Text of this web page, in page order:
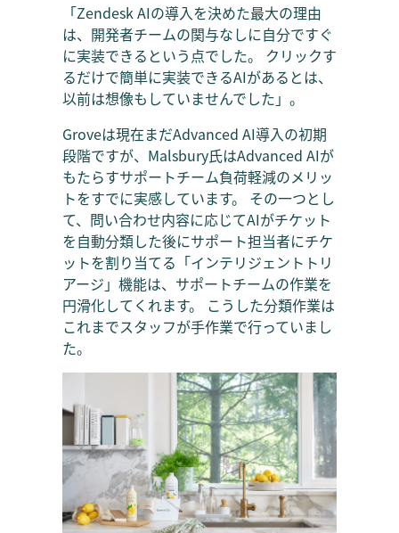
「Zendesk AIの導入を決めた最大の理由
は、開発者チームの関与なしに自分ですぐ
に実装できるという点でした。 クリックす
るだけで簡単に実装できるAIがあるとは、
以前は想像もしていませんでした」。
Groveは現在まだAdvanced AI導入の初期
段階ですが、Malsbury氏はAdvanced AIが
もたらすサポートチーム負荷軽減のメリッ
トをすでに実感しています。 その一つとし
て、問い合わせ内容に応じてAIがチケット
を自動分類した後にサポート担当者にチケ
ットを割り当てる「インテリジェントトリ
アージ」機能は、サポートチームの作業を
円滑化してくれます。 こうした分類作業は
これまでスタッフが手作業で行っていまし
た。